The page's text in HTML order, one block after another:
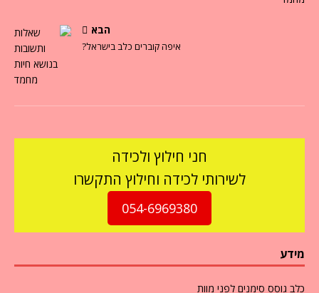
הבא
איפה קוברים כלב בישראל?
חני חילוץ ולכידה
לשירותי לכידה וחילוץ התקשרו
054-6969380
מידע
כלב גוסס סימנים לפני מוות